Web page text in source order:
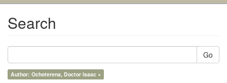
Search
Go
Author: Ochoterena, Doctor Isaac ×